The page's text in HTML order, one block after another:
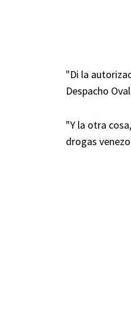
"Di la
Despacho
"Y la otra
drogas